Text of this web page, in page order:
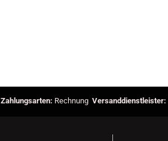
Zahlungsarten: Rechnung Versanddienstleister: